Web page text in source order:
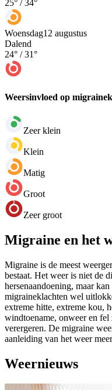
25° / 34°
Woensdag12 augustus
Dalend
24° /31°
Weersinvloed op
Zeer klein
Klein
Matig
Groot
Zeer groot
Migraine en het
Migraine is de meest
bestaat. Het weer is niet de
hersenaandoening, maar
migraineklachten wel
extreme hitte, extreme kou,
windtoename, onweer en
verergeren. De migraine
aanleiding van het weer
Weernieuws